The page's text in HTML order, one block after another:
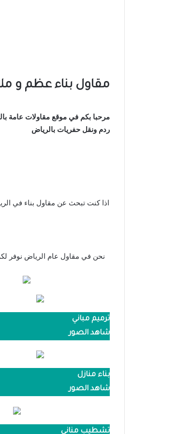
مقاول بناء عظم و
مرحبا بكم في موقع مقاولات عامة
ردم ونقل حفريات بالرياض
اذا كنت تبحث عن مقاول بناء في
نحن في مقاول عام الرياض نوفر
ترميم مباني
شاهد الصور
بناء منازل
شاهد الصور
تشطيب مناني